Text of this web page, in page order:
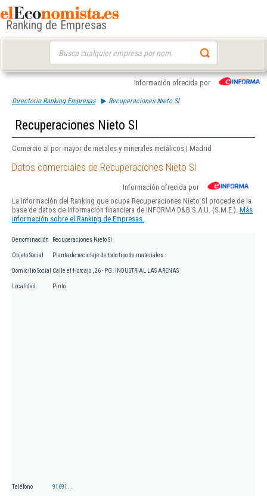
Ranking de Empresas
Información ofrecida por
Directorio Ranking Empresas Recuperaciones Nieto Sl
Recuperaciones Nieto Sl
Comercio al por mayor de metales y minerales metálicos | Madrid
Datos comerciales de Recuperaciones Nieto Sl
Información ofrecida por
La información del Ranking que ocupa Recuperaciones Nieto Sl procede de la
base de datos de información financiera de INFORMA D&B S.A.U. (S.M.E.). Más
información sobre el Ranking de Empresas.
Denominación Recuperaciones Nieto Sl
Objeto Social Planta de reciclaje de todo tipo de materiales
Domicilio Social Calle el Horcajo , 26 - PG. INDUSTRIAL LAS ARENAS
Localidad Pinto
Teléfono 91691...